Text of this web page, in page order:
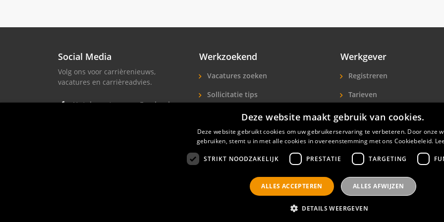
Social Media
Volg ons voor carrièrenieuws,
vacatures en carrièreadvies.
Hotel vacatures op Facebook
Werkzoekend
Vacatures zoeken
Sollicitatie tips
Hotels A-Z
Sollicitanten
Werkgever
Registreren
Tarieven
Extra aandacht
Hotelpersoneel zoeken
Privacyverklaring Contact
Deze website maakt gebruik van cookies.
Deze website gebruikt cookies om uw gebruikerservaring te verbeteren. Door onze
gebruiken, stemt u in met alle cookies in overeenstemming met ons Cookiebeleid.
STRIKT NOODZAKELIJK PRESTATIE TARGETING
ALLES ACCEPTEREN ALLES AFWIJZEN
DETAILS WEERGEVEN